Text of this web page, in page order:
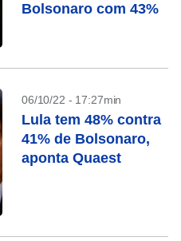
Bolsonaro com 43%
06/10/22 - 17:27min
Lula tem 48% contra
41% de Bolsonaro,
aponta Quaest